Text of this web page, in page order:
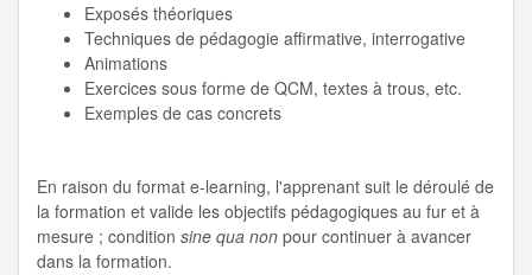
Exposés théoriques
Techniques de pédagogie affirmative, interrogative
Animations
Exercices sous forme de QCM, textes à trous, etc.
Exemples de cas concrets
En raison du format e-learning, l'apprenant suit le déroulé de
la formation et valide les objectifs pédagogiques au fur et à
mesure ; condition sine qua non pour continuer à avancer
dans la formation.